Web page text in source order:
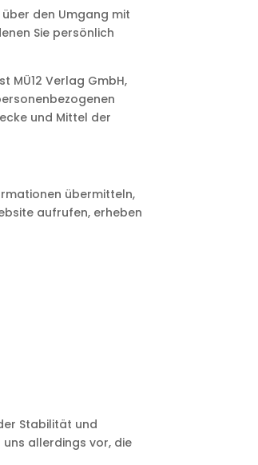
den Umgang mit
Sie persönlich
MÜ12 Verlag GmbH,
und Mittel der
übermitteln,
aufrufen, erheben
Stabilität und
allerdings vor, die